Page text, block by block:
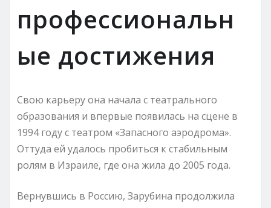
профессиональн
ые достижения
Свою карьеру она начала с театрального
образования и впервые появилась на сцене в
1994 году с театром «Запасного аэродрома».
Оттуда ей удалось пробиться к стабильным
ролям в Израиле, где она жила до 2005 года.
Вернувшись в Россию, Зарубина продолжила